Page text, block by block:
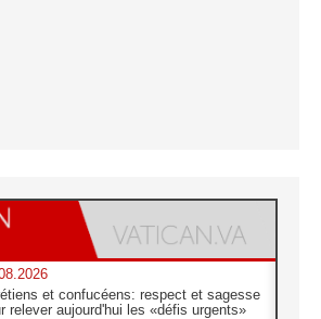
et confucéens: respect et sagesse
relever aujourd'hui les «défis urgents»